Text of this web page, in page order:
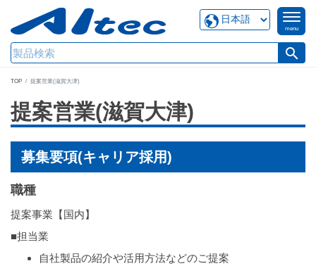
menu
search
TOP 提案営業(滋賀大津)
提案営業(滋賀大津)
募集要項(キャリア採用)
職種
提案事業【国内】
■担当業
自社製品の紹介や活用方法などのご提案